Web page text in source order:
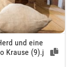
und eine
Krause (9).j